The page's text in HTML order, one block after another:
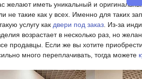
желают иметь уникальный и
не такие как у всех. Именно для таких
услугу как двери под заказ . Из-за
возрастает в несколько раз, но
продавцы. Если же вы хотите
много переплачивать, тогда можете